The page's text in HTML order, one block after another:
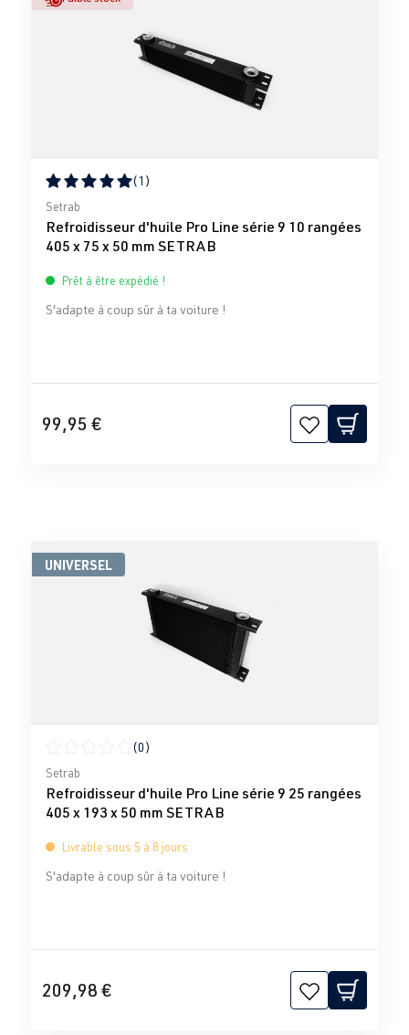
Note moyenne de 5 sur 5 étoiles
(1)
Setrab
Refroidisseur d'huile Pro Line série 9 10 rangées
405 x 75 x 50 mm SETRAB
Prêt à être expédié !
S'adapte à coup sûr à ta voiture !
99,95 €
UNIVERSEL
Note moyenne de 0 sur 5 étoiles
(0)
Setrab
Refroidisseur d'huile Pro Line série 9 25 rangées
405 x 193 x 50 mm SETRAB
Livrable sous 5 à 8 jours
S'adapte à coup sûr à ta voiture !
209,98 €